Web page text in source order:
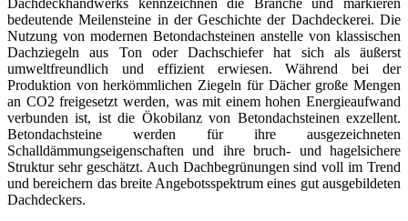
Dachdeckhandwerks kennzeichnen die Branche und markieren
bedeutende Meilensteine in der Geschichte der Dachdeckerei. Die
Nutzung von modernen Betondachsteinen anstelle von klassischen
Dachziegeln aus Ton oder Dachschiefer hat sich als äußerst
umweltfreundlich und effizient erwiesen. Während bei der
Produktion von herkömmlichen Ziegeln für Dächer große Mengen
an CO2 freigesetzt werden, was mit einem hohen Energieaufwand
verbunden ist, ist die Ökobilanz von Betondachsteinen exzellent.
Betondachsteine werden für ihre ausgezeichneten
Schalldämmungseigenschaften und ihre bruch- und hagelsichere
Struktur sehr geschätzt. Auch Dachbegrünungen sind voll im Trend
und bereichern das breite Angebotsspektrum eines gut ausgebildeten
Dachdeckers.